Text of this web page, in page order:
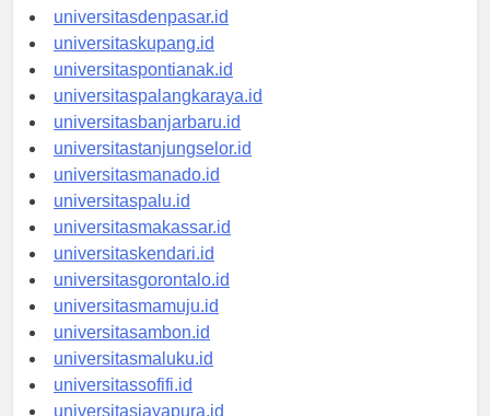
universitasbali.id
universitasdenpasar.id
universitaskupang.id
universitaspontianak.id
universitaspalangkaraya.id
universitasbanjarbaru.id
universitastanjungselor.id
universitasmanado.id
universitaspalu.id
universitasmakassar.id
universitaskendari.id
universitasgorontalo.id
universitasmamuju.id
universitasambon.id
universitasmaluku.id
universitassofifi.id